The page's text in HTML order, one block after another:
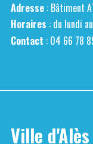
Adresse: Bâtiment
Horaires : du lundi
Contact : 04 66 78
Ville d'Alès